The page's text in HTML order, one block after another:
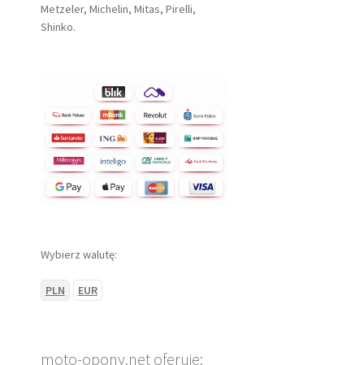
Metzeler, Michelin, Mitas, Pirelli,
Shinko.
Wybierz walutę:
PLN EUR
moto-opony.net oferuje: